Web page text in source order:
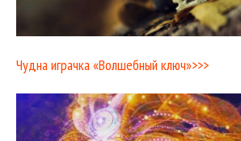
Чудна играчка «Волшебный ключ»>>>